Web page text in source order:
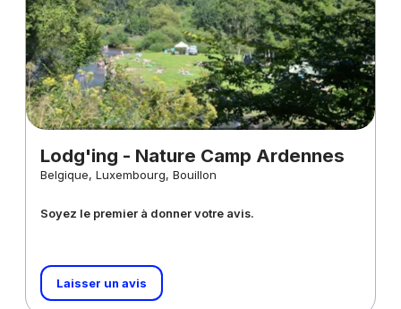
Lodg'ing - Nature Camp Ardennes
Belgique, Luxembourg, Bouillon
Soyez le premier à donner votre avis.
Laisser un avis